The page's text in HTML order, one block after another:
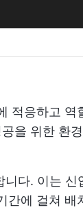
적응하고 역
을 위한 환
다. 이는 신
간에 걸쳐 배